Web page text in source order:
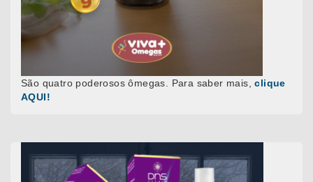
São quatro poderosos ômegas. Para saber mais,clique
AQUI!